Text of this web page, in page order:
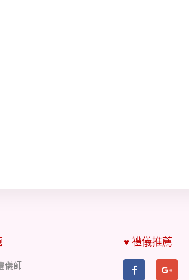
儀師
♥ 禮儀推薦